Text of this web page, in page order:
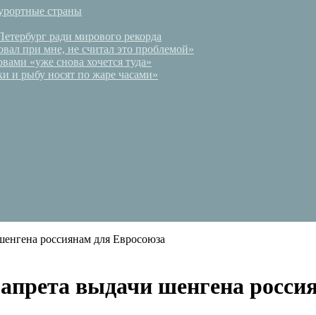
страны
ради мирового рекорда
при мне, не считал это проблемой»
«уже снова хочется туда»
и рыбу носят по жаре часами»
россиянам для Евросоюза
выдачи шенгена